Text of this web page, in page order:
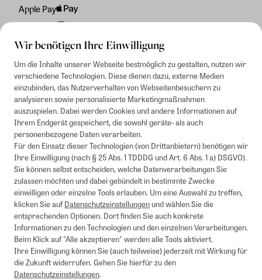
Wir benötigen Ihre Einwilligung
Um die Inhalte unserer Webseite bestmöglich zu gestalten, nutzen wir
verschiedene Technologien. Diese dienen dazu, externe Medien
einzubinden, das Nutzerverhalten von Webseitenbesuchern zu
analysieren sowie personalisierte Marketingmaßnahmen
auszuspielen. Dabei werden Cookies und andere Informationen auf
Ihrem Endgerät gespeichert, die sowohl geräte- als auch
personenbezogene Daten verarbeiten.
Für den Einsatz dieser Technologien (von Drittanbietern) benötigen wir
Ihre Einwilligung (nach § 25 Abs. 1 TDDDG und Art. 6 Abs. 1 a) DSGVO).
Sie können selbst entscheiden, welche Datenverarbeitungen Sie
zulassen möchten und dabei gebündelt in bestimmte Zwecke
einwilligen oder einzelne Tools erlauben. Um eine Auswahl zu treffen,
klicken Sie aufDatenschutzeinstellungenund wählen Sie die
entsprechenden Optionen. Dort finden Sie auch konkrete
Informationen zu den Technologien und den einzelnen Verarbeitungen.
Beim Klick auf "Alle akzeptieren" werden alle Tools aktiviert.
Ihre Einwilligung können Sie (auch teilweise) jederzeit mit Wirkung für
die Zukunft widerrufen. Gehen Sie hierfür zu den
Datenschutzeinstellungen.
Apple Pay
Rechnung